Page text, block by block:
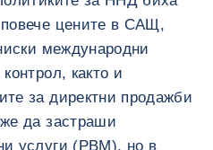
цените в САЩ,
международни
както и
за директни продажби
да застраши
услуги (PBM), но в